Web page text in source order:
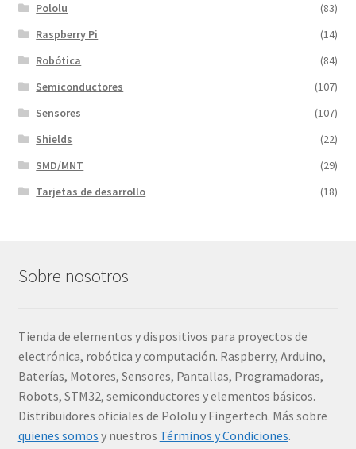
Pololu
(83)
Raspberry Pi
(14)
Robótica
(84)
Semiconductores
(107)
Sensores
(107)
Shields
(22)
SMD/MNT
(29)
Tarjetas de desarrollo
(18)
Sobre nosotros
Tienda de elementos y dispositivos para proyectos de
electrónica, robótica y computación. Raspberry, Arduino,
Baterías, Motores, Sensores, Pantallas, Programadoras,
Robots, STM32, semiconductores y elementos básicos.
Distribuidores oficiales de Pololu y Fingertech. Más sobre
quienes somos y nuestros Términos y Condiciones.